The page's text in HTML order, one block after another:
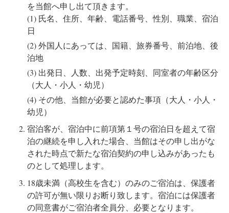
を当館へ申し出て頂きます。
氏名、住所、年齢、電話番号、性別、職業、宿泊
日
外国人にあっては、国籍、旅券番号、前泊地、後
泊地
出発日、人数、出発予定時刻、同室者の年齢区分
（大人・小人・幼児）
その他、当館が必要と認めた事項（大人・小人・
幼児）
宿泊客が、宿泊中に前項第１号の宿泊日を超えて宿
泊の継続を申し入れた場合、当館はその申し出がな
された時点で新たな宿泊契約の申し込みがあったも
のとして処理します。
18歳未満（高校生を含む）のみのご宿泊は、保護者
の許可が無い限りお断り致します。宿泊には保護者
の同意書がご宿泊者全員分、必要となります。